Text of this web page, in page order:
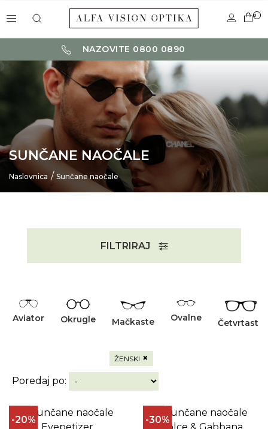
0
NAZOVITE 0800 0890
SUNČANE NAOČALE
Naslovnica Sunčane naočale
FILTRIRAJ
Aviator Okrugle Mačkaste Ovalne Četvrtaste
ŽENSKI ×
Poredaj po:
-20% -30%